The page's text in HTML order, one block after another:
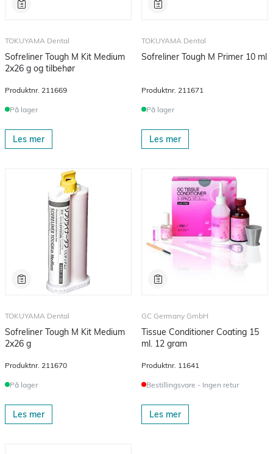
TOKUYAMA Dental
Sofreliner Tough M Kit Medium
2x26 g og tilbehør
Produktnr. 211669
På lager
Les mer
TOKUYAMA Dental
Sofreliner Tough M Primer 10 ml
Produktnr. 211671
På lager
Les mer
TOKUYAMA Dental
Sofreliner Tough M Kit Medium
2x26 g
Produktnr. 211670
På lager
Les mer
GC Germany GmbH
Tissue Conditioner Coating 15
ml. 12 gram
Produktnr. 11641
Bestillingsvare - Ingen retur
Les mer